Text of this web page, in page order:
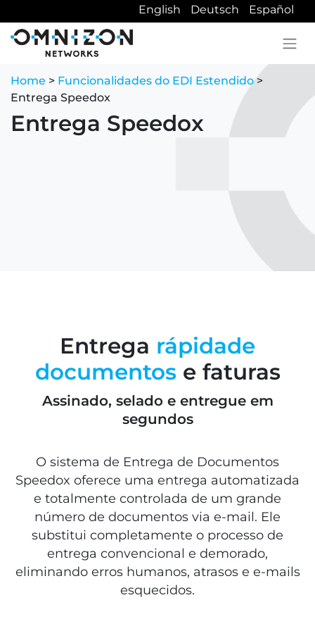
English Deutsch Español
Home > Funcionalidades do EDI Estendido >
Entrega Speedox
Entrega Speedox
Entrega rápidade
documentos e faturas
Assinado, selado e entregue em
segundos
O sistema de Entrega de Documentos
Speedox oferece uma entrega automatizada
e totalmente controlada de um grande
número de documentos via e-mail. Ele
substitui completamente o processo de
entrega convencional e demorado,
eliminando erros humanos, atrasos e e-mails
esquecidos.